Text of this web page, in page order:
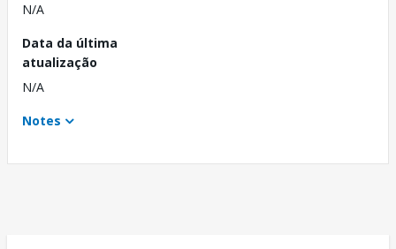
N/A
Data da última
atualização
N/A
Notes